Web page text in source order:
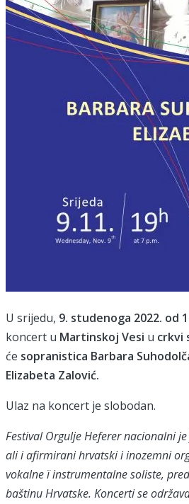
U srijedu, 9. studenoga 2022. od
koncert u Martinskoj Vesi u crkvi
će sopranistica Barbara
Elizabeta Zalović.
Ulaz na koncert je slobodan.
Festival Orgulje Heferer nacionalni
ali i afirmirani hrvatski i inozemni
vokalne ï instrumentalne soliste,
baštinu Hrvatske. Koncerti se